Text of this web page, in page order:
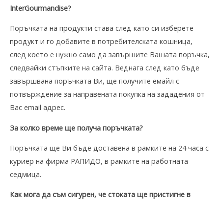
InterGourmandise?
Поръчката на продукти става след като си изберете
продукт и го добавите в потребителската кошница,
след което е нужно само да завършите Вашата поръчка,
следвайки стъпките на сайта. Веднага след като бъде
завършвана поръчката Ви, ще получите емайл с
потвърждение за направената покупка на зададения от
Вас email адрес.
За колко време ще получа поръчката?
Поръчката ще Ви бъде доставена в рамките на 24 часа с
куриер на фирма РАПИДО, в рамките на работната
седмица.
Как мога да съм сигурен, че стоката ще пристигне в